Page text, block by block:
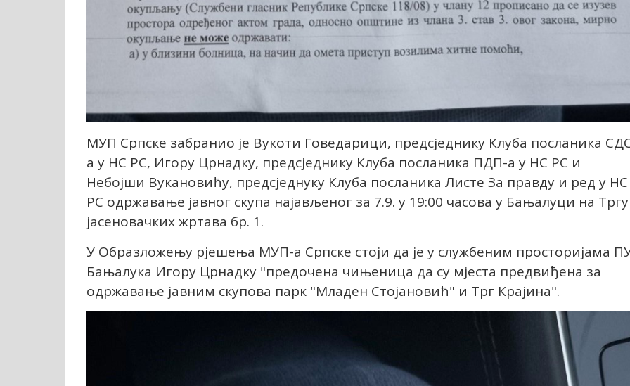
МУП Српске забранио је Вукоти Говедарици, предсједнику Клуба посланика
а у НС РС, Игору Црнадку, предсједнику Клуба посланика ПДП-а у НС РС и
Небојши Вукановићу, предсједнуку Клуба посланика Листе За правду и ред у НС
РС одржавање јавног скупа најављеног за 7.9. у 19:00 часова у Бањалуци на Тргу
јасеновачких жртава бр. 1.
У Образложењу рјешења МУП-а Српске стоји да је у службеним просторијама
Бањалука Игору Црнадку "предочена чињеница да су мјеста предвиђена за
одржавање јавним скупова парк "Младен Стојановић" и Трг Крајина".